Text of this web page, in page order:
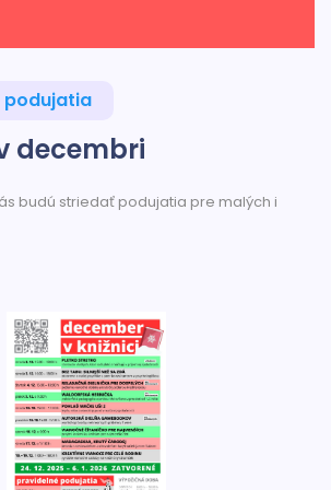
podujatia
decembri
budú striedať podujatia pre malých i